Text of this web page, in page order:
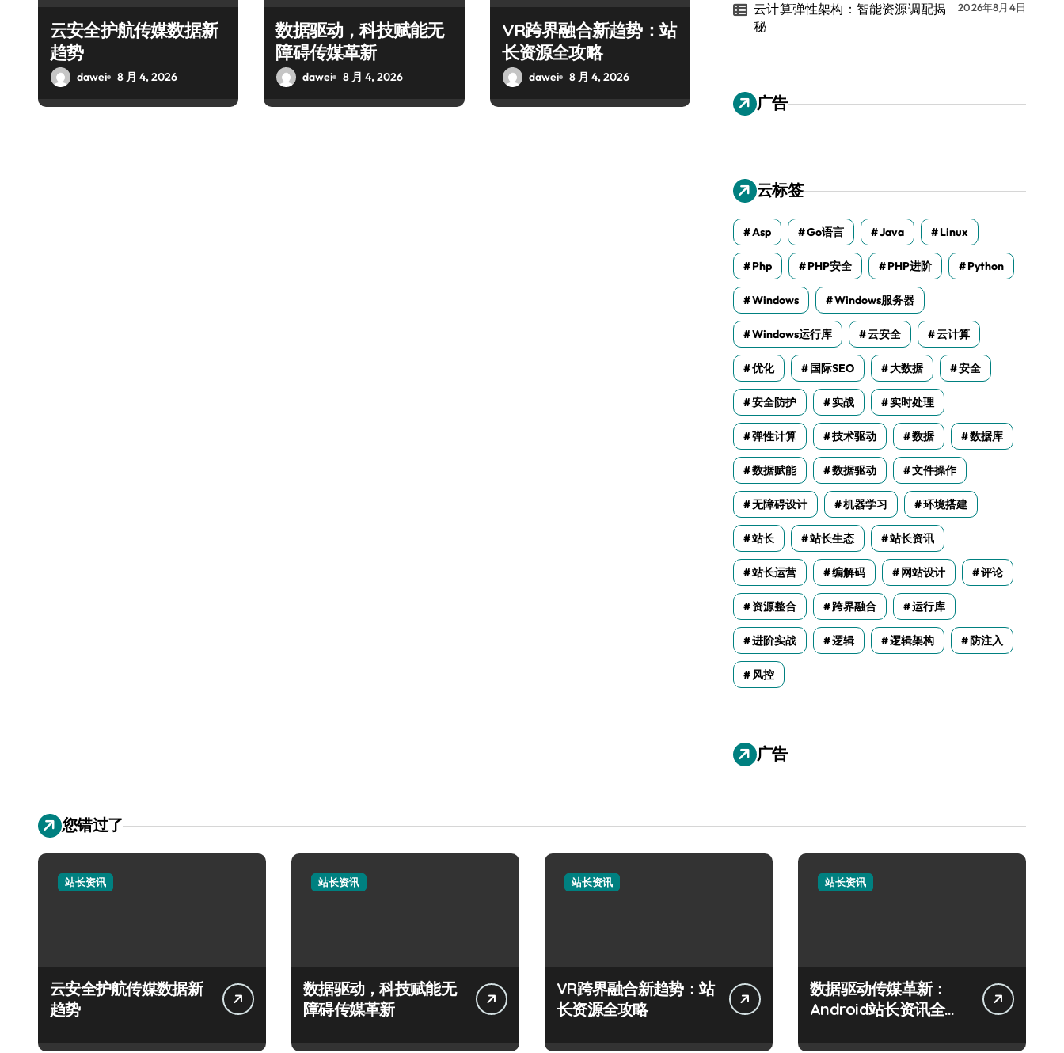
云安全护航传媒数据新
趋势
dawei 8 月 4, 2026
数据驱动，科技赋能无
障碍传媒革新
dawei 8 月 4, 2026
VR跨界融合新趋势：站
长资源全攻略
dawei 8 月 4, 2026
云计算弹性架构：智能资源调配揭
秘
2026年8月4日
广告
云标签
Asp Go语言 Java Linux
Php PHP安全 PHP进阶 Python
Windows Windows服务器
Windows运行库 云安全 云计算
优化 国际SEO 大数据 安全
安全防护 实战 实时处理
弹性计算 技术驱动 数据 数据库
数据赋能 数据驱动 文件操作
无障碍设计 机器学习 环境搭建
站长 站长生态 站长资讯
站长运营 编解码 网站设计 评论
资源整合 跨界融合 运行库
进阶实战 逻辑 逻辑架构 防注入
风控
广告
您错过了
站长资讯
云安全护航传媒数据新
趋势
站长资讯
数据驱动，科技赋能无
障碍传媒革新
站长资讯
VR跨界融合新趋势：站
长资源全攻略
站长资讯
数据驱动传媒革新：
Android站长资讯全攻